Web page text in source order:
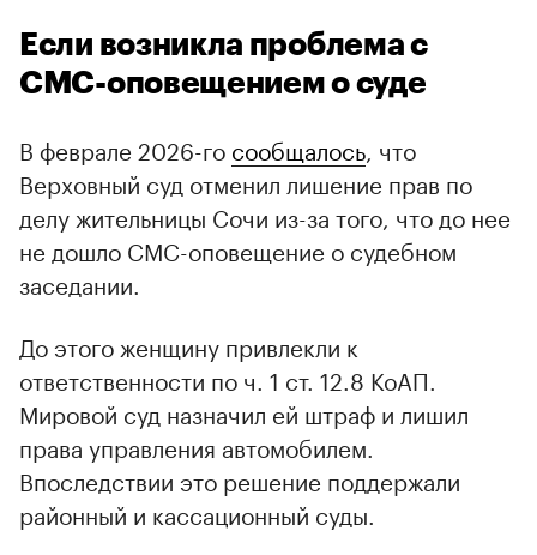
Если возникла проблема с
СМС-оповещением о суде
В феврале 2026-го сообщалось , что
Верховный суд отменил лишение прав по
делу жительницы Сочи из-за того, что до нее
не дошло СМС-оповещение о судебном
заседании.
До этого женщину привлекли к
ответственности по ч. 1 ст. 12.8 КоАП.
Мировой суд назначил ей штраф и лишил
права управления автомобилем.
Впоследствии это решение поддержали
районный и кассационный суды.